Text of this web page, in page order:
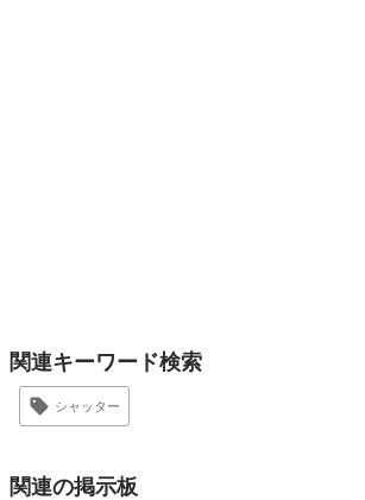
関連キーワード検索
シャッター
関連の掲示板